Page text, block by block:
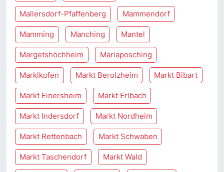
Mallersdorf-Pfaffenberg Mammendorf
Mamming Manching Mantel
Margetshöchheim Mariaposching
Marklkofen Markt Berolzheim Markt Bibart
Markt Einersheim Markt Erlbach
Markt Indersdorf Markt Nordheim
Markt Rettenbach Markt Schwaben
Markt Taschendorf Markt Wald